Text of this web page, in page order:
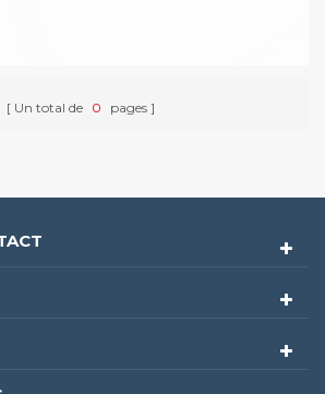
Un total de 0 pages